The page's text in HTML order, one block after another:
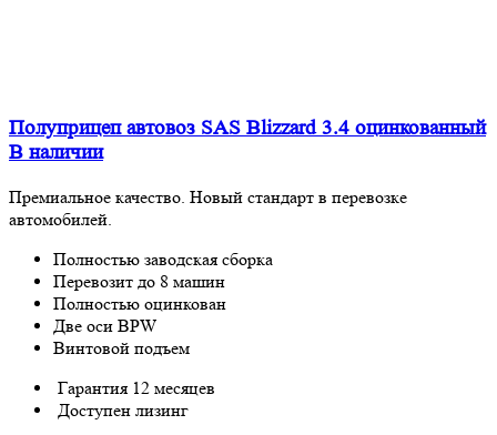
Полуприцеп автовоз SAS Blizzard 3.4 оцинкованный
В наличии
Премиальное качество. Новый стандарт в перевозке
автомобилей.
Полностью заводская сборка
Перевозит до 8 машин
Полностью оцинкован
Две оси BPW
Винтовой подъем
Гарантия 12 месяцев
Доступен лизинг